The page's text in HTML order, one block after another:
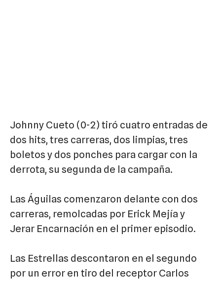
Johnny Cueto (0-2) tiró cuatro entradas de
dos hits, tres carreras, dos limpias, tres
boletos y dos ponches para cargar con la
derrota, su segunda de la campaña.
Las Águilas comenzaron delante con dos
carreras, remolcadas por Erick Mejía y
Jerar Encarnación en el primer episodio.
Las Estrellas descontaron en el segundo
por un error en tiro del receptor Carlos